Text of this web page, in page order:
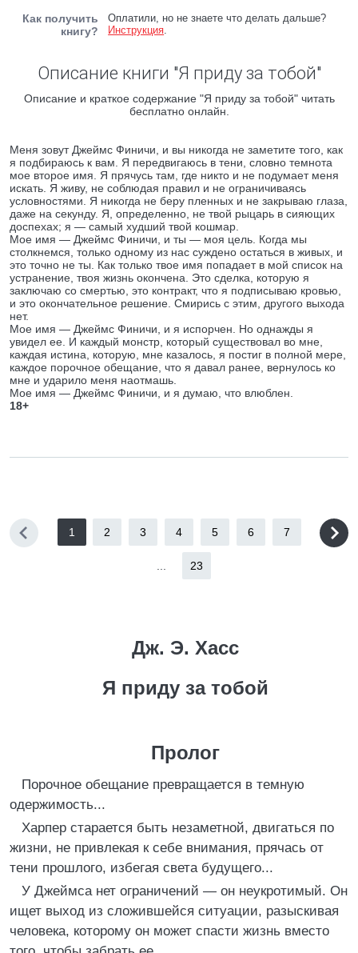
Как получить
книгу?
Оплатили, но не знаете что делать дальше?
Инструкция.
Описание книги "Я приду за тобой"
Описание и краткое содержание "Я приду за тобой" читать
бесплатно онлайн.
Меня зовут Джеймс Финичи, и вы никогда не заметите того, как
я подбираюсь к вам. Я передвигаюсь в тени, словно темнота
мое второе имя. Я прячусь там, где никто и не подумает меня
искать. Я живу, не соблюдая правил и не ограничиваясь
условностями. Я никогда не беру пленных и не закрываю глаза,
даже на секунду. Я, определенно, не твой рыцарь в сияющих
доспехах; я — самый худший твой кошмар.
Мое имя — Джеймс Финичи, и ты — моя цель. Когда мы
столкнемся, только одному из нас суждено остаться в живых, и
это точно не ты. Как только твое имя попадает в мой список на
устранение, твоя жизнь окончена. Это сделка, которую я
заключаю со смертью, это контракт, что я подписываю кровью,
и это окончательное решение. Смирись с этим, другого выхода
нет.
Мое имя — Джеймс Финичи, и я испорчен. Но однажды я
увидел ее. И каждый монстр, который существовал во мне,
каждая истина, которую, мне казалось, я постиг в полной мере,
каждое порочное обещание, что я давал ранее, вернулось ко
мне и ударило меня наотмашь.
Мое имя — Джеймс Финичи, и я думаю, что влюблен.
18+
1 2 3 4 5 6 7
23
Дж. Э. Хасс
Я приду за тобой
Пролог
Порочное обещание превращается в темную
одержимость...
Харпер старается быть незаметной, двигаться по
жизни, не привлекая к себе внимания, прячась от
тени прошлого, избегая света будущего...
У Джеймса нет ограничений — он неукротимый. Он
ищет выход из сложившейся ситуации, разыскивая
человека, которому он может спасти жизнь вместо